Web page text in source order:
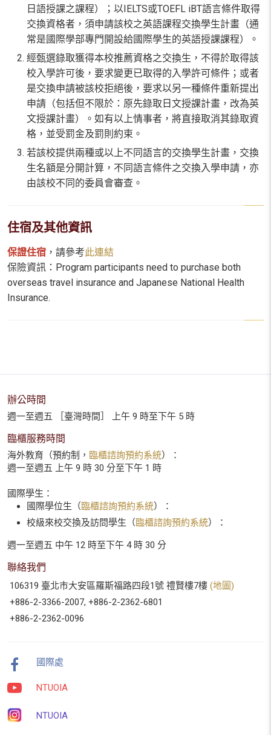
日語授課之課程）；以IELTS或TOEFL iBT語言條件取得
交換資格者，須申請該校之英語課程交換學生計畫（通
常是國際學部專門開設給國際學生的英語授課課程）。
經甄選錄取獲得本校推薦資格之交換生，不得於取得該
校入學許可後，要求變更已取得的入學許可條件；或者
是交換申請被該校拒絕後，要求以另一種條件重新提出
申請（包括但不限於：原先錄取日文授課計畫，改為英
文授課計畫）。如有以上情事者，將直接取消其錄取資
格，並受罰金及罰則約束。
若該校提供兩種或以上不同語言的交換學生計畫，交換
生名額是分開計算，不同語言條件之交換入學申請，亦
由該校不同的委員會審查。
住宿及其他資訊
保證住宿 ，請參考此連結
保險資訊：Program participants need to purchase both
overseas travel insurance and Japanese National Health
Insurance.
辦公時間
週一至週五 ［臺灣時間］ 上午 9 時至下午 5 時
臨櫃服務時間
海外教育（預約制， 臨櫃諮詢預約系統）：
週一至週五 上午 9 時 30 分至下午 1 時
國際學生：
國際學位生（臨櫃諮詢預約系統）：
校級來校交換及訪問學生（臨櫃諮詢預約系統）：
週一至週五 中午 12 時至下午 4 時 30 分
聯絡我們
106319 臺北市大安區羅斯福路四段1號 禮賢樓7樓 (地圖)
+886-2-3366-2007, +886-2-2362-6801
+886-2-2362-0096
國際處
NTUOIA
NTUOIA